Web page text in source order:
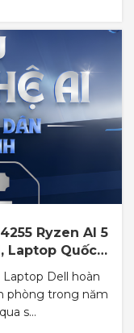
Ryzen AI 5
Laptop Quốc
Dell hoàn
phòng trong năm
s...